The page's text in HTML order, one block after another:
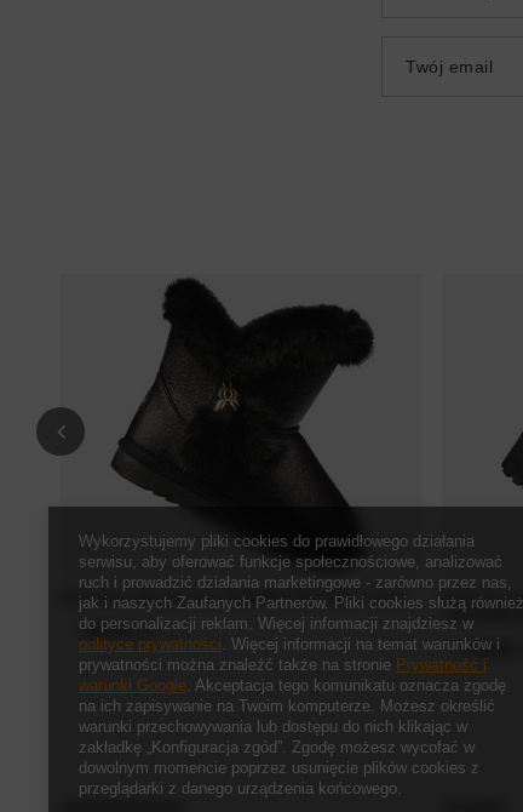
Twój email
Dziecięce zimowe buty APAWWA BN220BL czarne
149,00 zł / szt.
Dziecięce
139,00 zł
Wykorzystujemy pliki cookies do prawidłowego działania
serwisu, aby oferować funkcje społecznościowe, analizować
ruch i prowadzić działania marketingowe - zarówno przez nas,
jak i naszych Zaufanych Partnerów. Pliki cookies służą również
do personalizacji reklam. Więcej informacji znajdziesz w
polityce prywatności. Więcej informacji na temat warunków i
prywatności można znaleźć także na stronie Prywatność i
warunki Google. Akceptacja tego komunikatu oznacza zgodę
na ich zapisywanie na Twoim komputerze. Możesz określić
warunki przechowywania lub dostępu do nich klikając w
zakładkę „Konfiguracja zgód”. Zgodę możesz wycofać w
dowolnym momencie poprzez usunięcie plików cookies z
przeglądarki z danego urządzenia końcowego.